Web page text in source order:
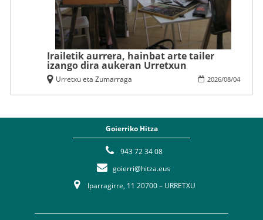
Irailetik aurrera, hainbat arte tailer
izango dira aukeran Urretxun
2026/08/04
Urretxu eta Zumarraga
Goierriko Hitza
943 72 34 08
goierri@hitza.eus
Iparragirre, 11 20700 – URRETXU